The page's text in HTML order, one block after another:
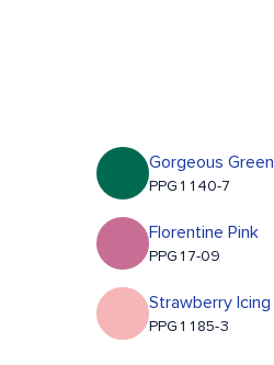
Gorgeous Green
PPG1140-7
Florentine Pink
PPG17-09
Strawberry Icing
PPG1185-3